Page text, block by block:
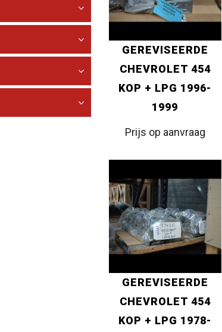
GEREVISEERDE
CHEVROLET 454
KOP + LPG 1996-
1999
Prijs op aanvraag
GEREVISEERDE
CHEVROLET 454
KOP + LPG 1978-